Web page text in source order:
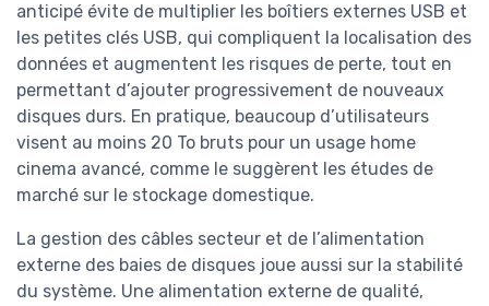
anticipé évite de multiplier les boîtiers externes USB et
les petites clés USB, qui compliquent la localisation des
données et augmentent les risques de perte, tout en
permettant d’ajouter progressivement de nouveaux
disques durs. En pratique, beaucoup d’utilisateurs
visent au moins 20 To bruts pour un usage home
cinema avancé, comme le suggèrent les études de
marché sur le stockage domestique.
La gestion des câbles secteur et de l’alimentation
externe des baies de disques joue aussi sur la stabilité
du système. Une alimentation externe de qualité,